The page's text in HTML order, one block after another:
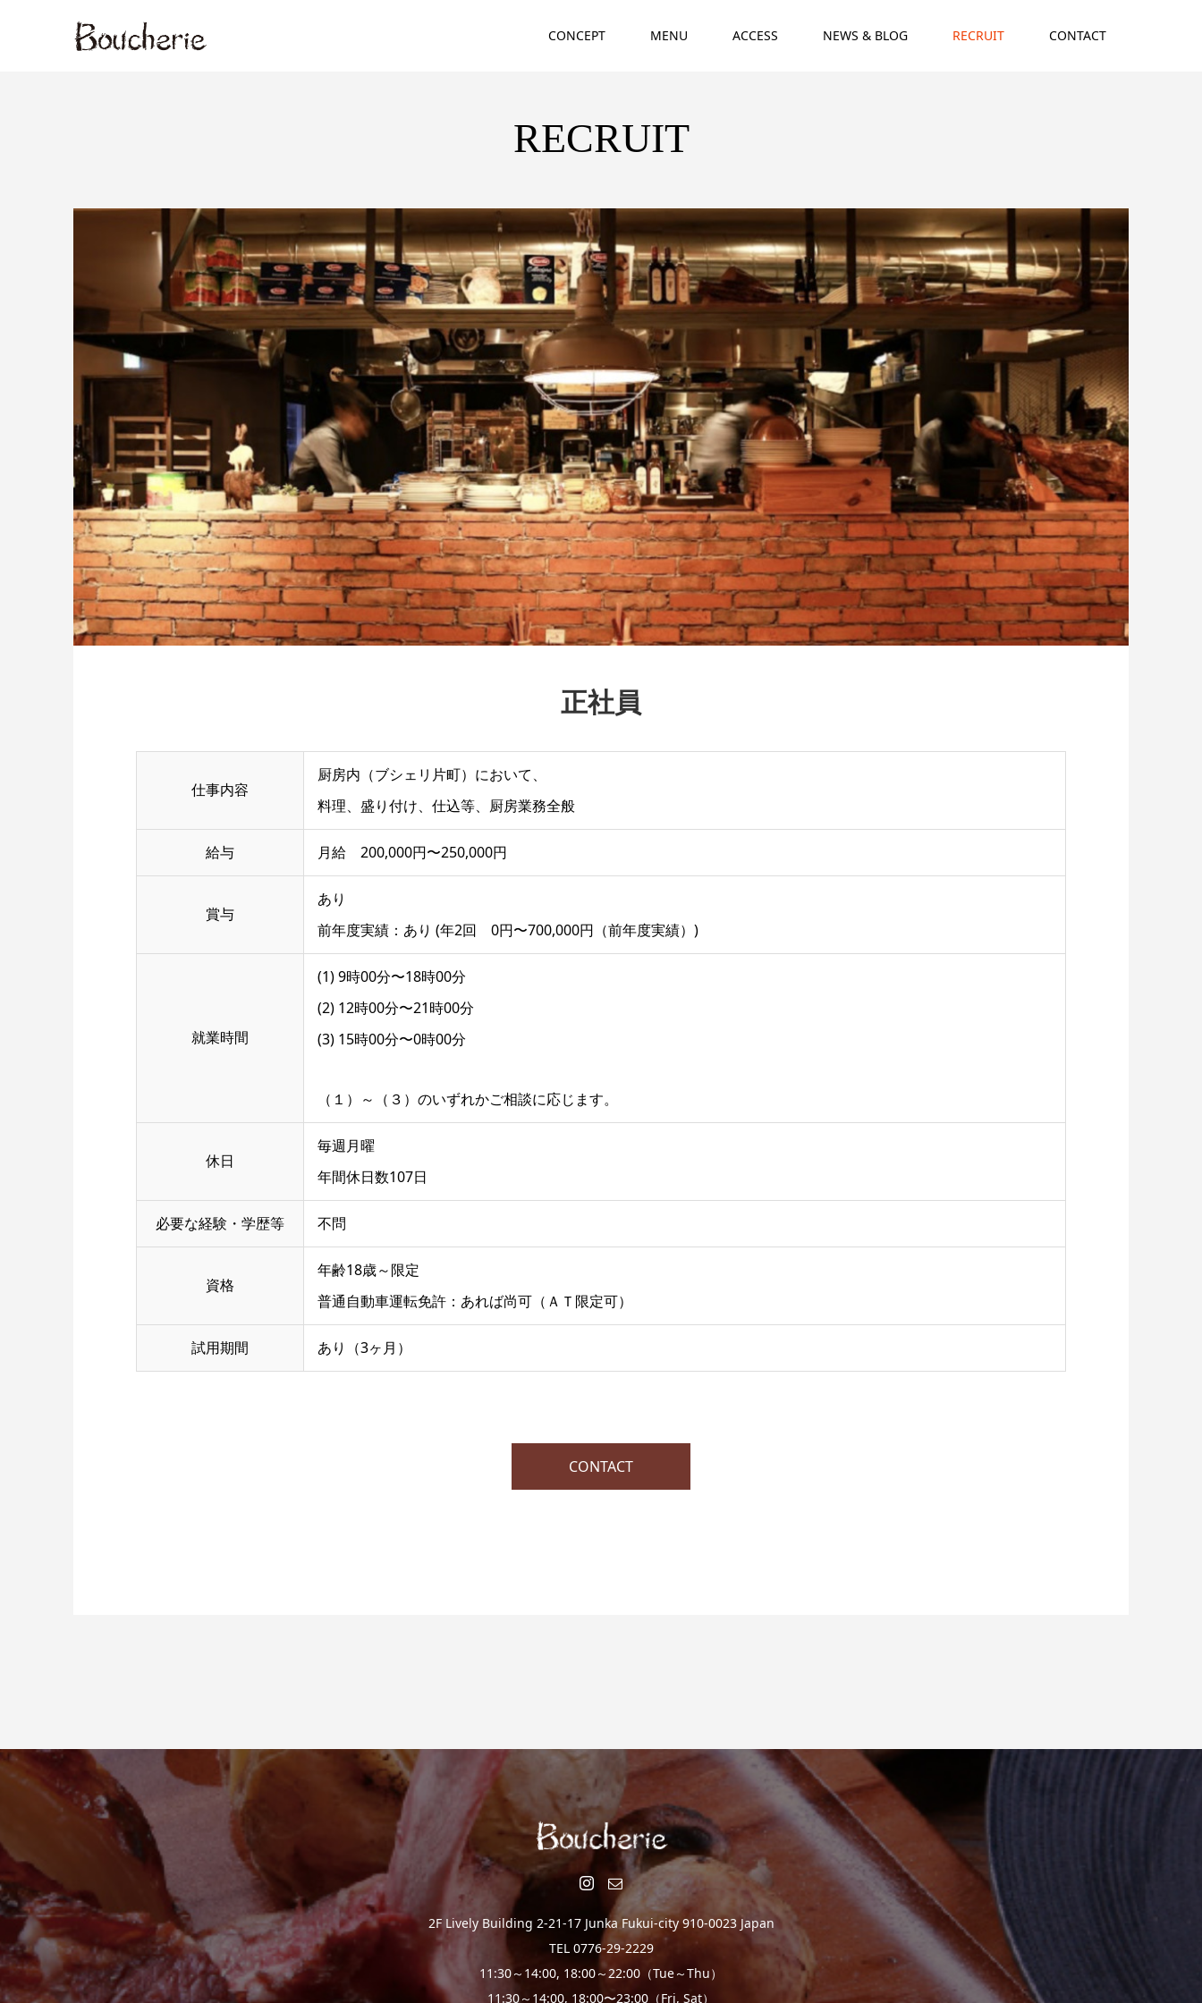
CONCEPT MENU ACCESS NEWS & BLOG RECRUIT CONTACT
RECRUIT
正社員
仕事内容
厨房内（ブシェリ片町）において、
料理、盛り付け、仕込等、厨房業務全般
給与 月給 200,000円〜250,000円
賞与
あり
前年度実績：あり (年2回 0円〜700,000円（前年度実績）)
就業時間
(1) 9時00分〜18時00分
(2) 12時00分〜21時00分
(3) 15時00分〜0時00分
（１）～（３）のいずれかご相談に応じます。
休日
毎週月曜
年間休日数107日
必要な経験・学歴等 不問
資格
年齢18歳～限定
普通自動車運転免許：あれば尚可（ＡＴ限定可）
試用期間 あり（3ヶ月）
CONTACT
2F Lively Building 2-21-17 Junka Fukui-city 910-0023 Japan
TEL 0776-29-2229
11:30～14:00, 18:00～22:00（Tue～Thu）
11:30～14:00, 18:00〜23:00（Fri, Sat）